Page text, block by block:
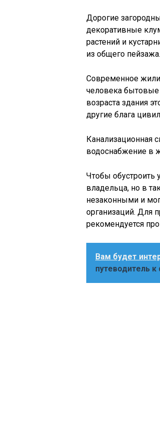
Дорогие
декоративные
растений и
из общего пейзажа.
Современное
человека бытовые
возраста здания
другие блага
Канализационная
водоснабжение в
Чтобы обустроить
владельца, но в
незаконными и
организаций. Для
рекомендуется
Вам будет
путеводитель